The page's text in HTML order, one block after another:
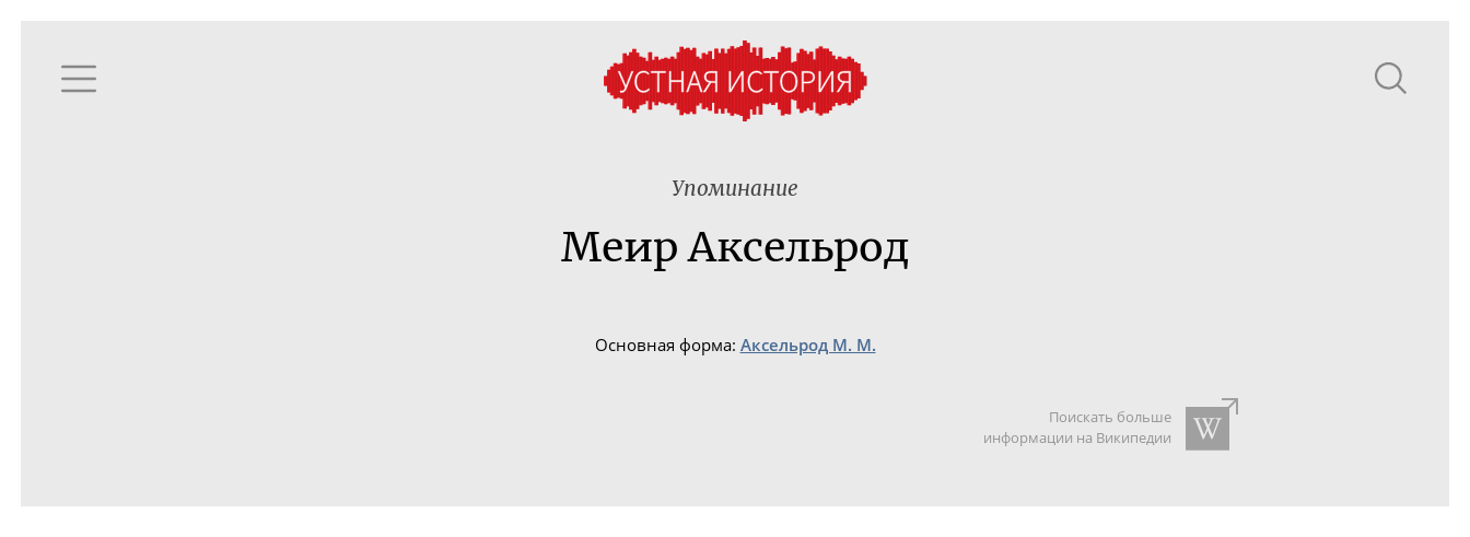
Упоминание
Меир Аксельрод
Основная форма: Аксельрод М. М.
Поискать больше
информации на Википедии